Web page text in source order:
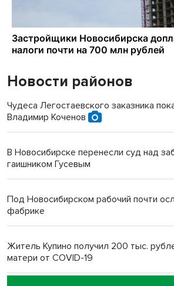
Новости районов
Чудеса Легостаевского заказника
Владимир Коченов
В Новосибирске перенесли суд над
гаишником Гусевым
Под Новосибирском рабочий почти
фабрике
Житель Купино получил 200 тыс.
матери от COVID-19